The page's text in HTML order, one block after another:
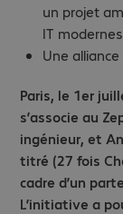
un projet
IT modernes
Une
Paris, le 1er
s’associe au
ingénieur, et
titré (27 fois
cadre d’un
L’initiative a